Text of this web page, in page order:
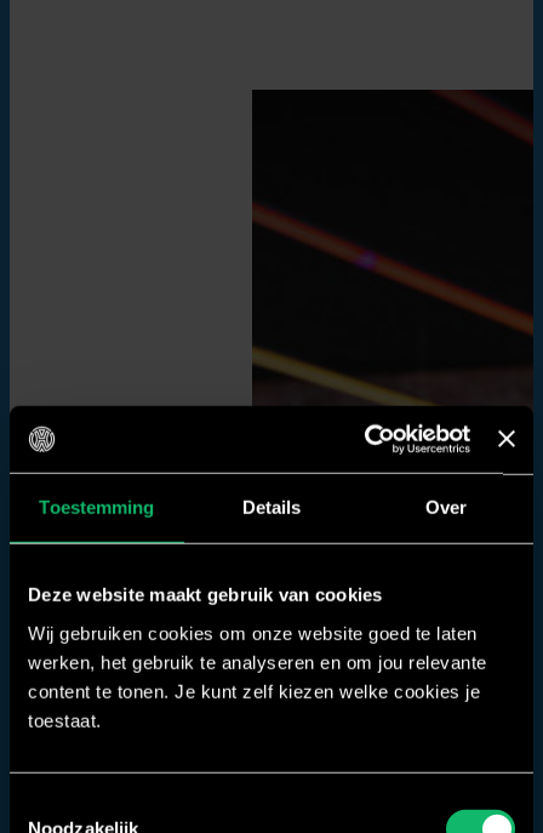
Toestemming Details Over
Deze website maakt gebruik van cookies
Wij gebruiken cookies om onze website goed te laten
werken, het gebruik te analyseren en om jou relevante
content te tonen. Je kunt zelf kiezen welke cookies je
toestaat.
Noodzakelijk